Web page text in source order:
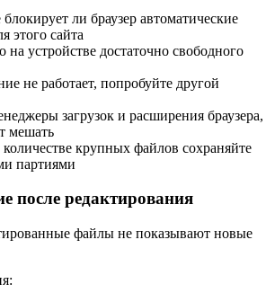
ли браузер автоматические
этого сайта
на устройстве достаточно свободного
не работает, попробуйте другой
загрузок и расширения браузера,
мешать
крупных файлов сохраняйте
партиями
после редактирования
файлы не показывают новые